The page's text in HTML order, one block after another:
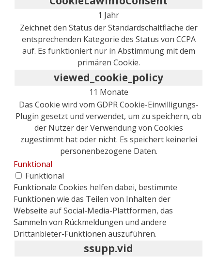
1 Jahr
Zeichnet den Status der Standardschaltfläche der
entsprechenden Kategorie des Status von CCPA
auf. Es funktioniert nur in Abstimmung mit dem
primären Cookie.
viewed_cookie_policy
11 Monate
Das Cookie wird vom GDPR Cookie-Einwilligungs-
Plugin gesetzt und verwendet, um zu speichern, ob
der Nutzer der Verwendung von Cookies
zugestimmt hat oder nicht. Es speichert keinerlei
personenbezogene Daten.
Funktional
Funktional
Funktionale Cookies helfen dabei, bestimmte
Funktionen wie das Teilen von Inhalten der
Webseite auf Social-Media-Plattformen, das
Sammeln von Rückmeldungen und andere
Drittanbieter-Funktionen auszuführen.
ssupp.vid